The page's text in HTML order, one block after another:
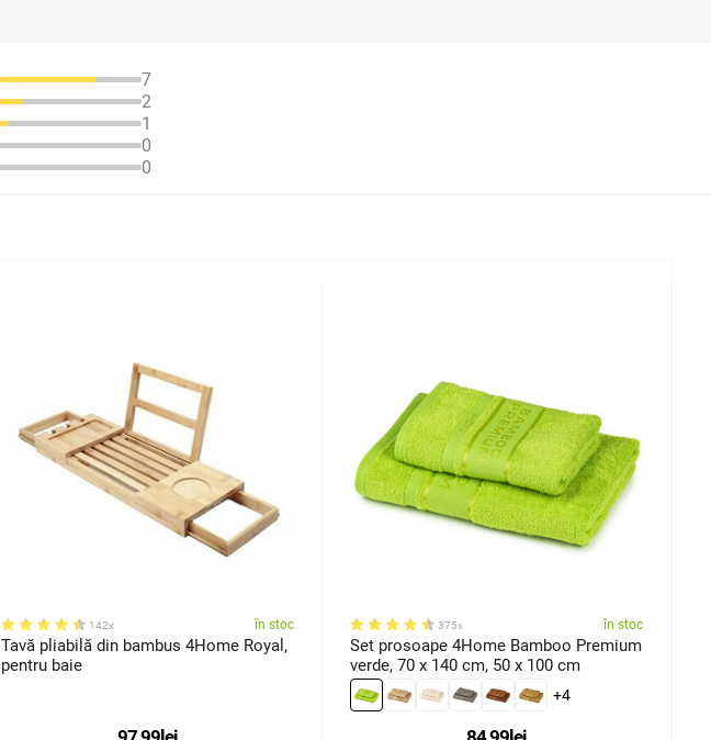
7
2
1
0
0
142x în stoc
Tavă pliabilă din bambus 4Home Royal,
pentru baie
375x în stoc
Set prosoape 4Home Bamboo Premium
verde, 70 x 140 cm, 50 x 100 cm
+4